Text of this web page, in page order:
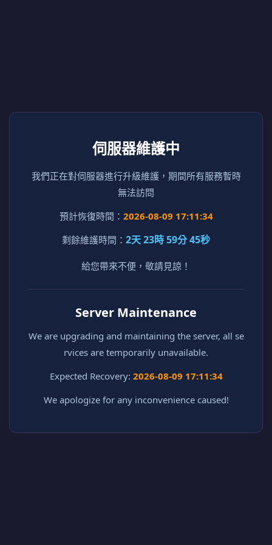
伺服器維護中
我們正在對伺服器進行升級維護，期間所有服務暫時
無法訪問
預計恢復時間： 2026-08-09 17:11:34
剩餘維護時間： 2天 23時 59分 45秒
給您帶來不便，敬請見諒！
Server Maintenance
We are upgrading and maintaining the server, all se
rvices are temporarily unavailable.
Expected Recovery: 2026-08-09 17:11:34
We apologize for any inconvenience caused!